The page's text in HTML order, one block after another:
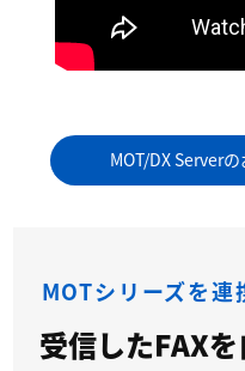
MOT/DX Server
MOTシリーズを連
受信したFAX